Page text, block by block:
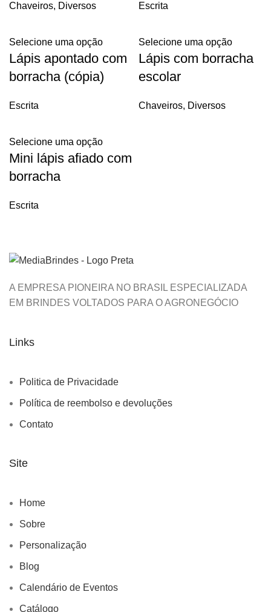
Chaveiros, Diversos Escrita
Selecione uma opção
Lápis apontado com
borracha (cópia)
Escrita
Selecione uma opção
Lápis com borracha
escolar
Chaveiros, Diversos
Selecione uma opção
Mini lápis afiado com
borracha
Escrita
A EMPRESA PIONEIRA NO BRASIL ESPECIALIZADA
EM BRINDES VOLTADOS PARA O AGRONEGÓCIO
Links
Politica de Privacidade
Política de reembolso e devoluções
Contato
Site
Home
Sobre
Personalização
Blog
Calendário de Eventos
Catálogo